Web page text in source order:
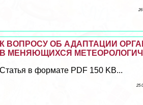
26
К ВОПРОСУ ОБ АДАПТАЦИИ
В МЕНЯЮЩИХСЯ
Статья в формате PDF 150 KB...
25